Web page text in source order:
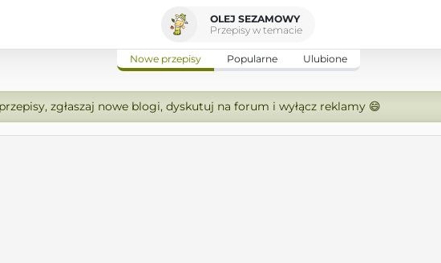
OLEJ SEZAMOWY
Przepisy w temacie
Nowe przepisy Popularne Ulubione
zgłaszaj nowe blogi, dyskutuj na forum i wyłącz reklamy 😄